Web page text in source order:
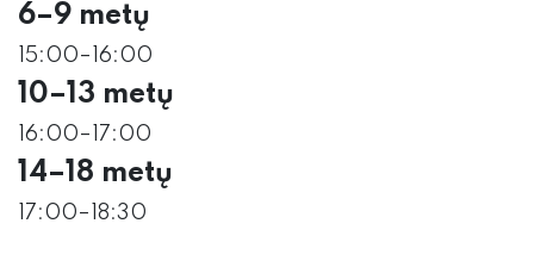
6–9 metų
15:00–16:00
10–13 metų
16:00–17:00
14–18 metų
17:00–18:30